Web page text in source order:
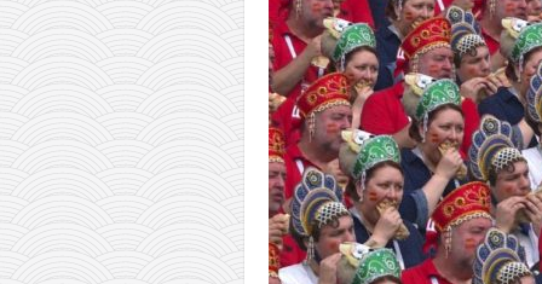
за
21€
(все
лето)